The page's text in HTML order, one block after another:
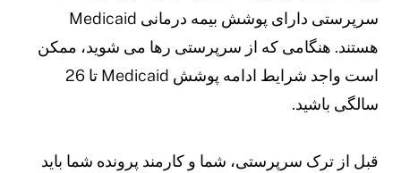
سرپرستی دارای پوشش بیمه درمانی Medicaid
هستند. هنگامی که از سرپرستی رها می شوید، ممکن
است واجد شرایط ادامه پوشش Medicaid تا 26
سالگی باشید.
قبل از ترک سرپرستی، شما و کارمند پرونده شما باید